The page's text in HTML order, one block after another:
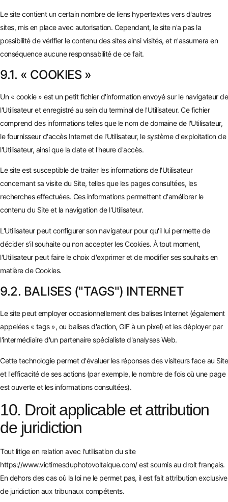
Le site contient un certain nombre de liens hypertextes vers d'autres
sites, mis en place avec autorisation. Cependant, le site n'a pas la
possibilité de vérifier le contenu des sites ainsi visités, et n'assumera en
conséquence aucune responsabilité de ce fait.
9.1. « COOKIES »
Un « cookie » est un petit fichier d'information envoyé sur le navigateur de
l'Utilisateur et enregistré au sein du terminal de l'Utilisateur. Ce fichier
comprend des informations telles que le nom de domaine de l'Utilisateur,
le fournisseur d'accès Internet de l'Utilisateur, le système d'exploitation de
l'Utilisateur, ainsi que la date et l'heure d'accès.
Le site est susceptible de traiter les informations de l'Utilisateur
concernant sa visite du Site, telles que les pages consultées, les
recherches effectuées. Ces informations permettent d'améliorer le
contenu du Site et la navigation de l'Utilisateur.
L'Utilisateur peut configurer son navigateur pour qu'il lui permette de
décider s'il souhaite ou non accepter les Cookies. À tout moment,
l'Utilisateur peut faire le choix d'exprimer et de modifier ses souhaits en
matière de Cookies.
9.2. BALISES ("TAGS") INTERNET
Le site peut employer occasionnellement des balises Internet (également
appelées « tags », ou balises d'action, GIF à un pixel) et les déployer par
l'intermédiaire d'un partenaire spécialiste d'analyses Web.
Cette technologie permet d'évaluer les réponses des visiteurs face au Site
et l'efficacité de ses actions (par exemple, le nombre de fois où une page
est ouverte et les informations consultées).
10. Droit applicable et attribution
de juridiction
Tout litige en relation avec l'utilisation du site
https://www.victimesduphotovoltaique.com/est soumis au droit français.
En dehors des cas où la loi ne le permet pas, il est fait attribution exclusive
de juridiction aux tribunaux compétents.